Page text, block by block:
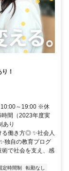
！
10:00～19:00 ※休
間（2023年度実
あり
る働き方◎ ✨社会人
独自の教育プログ
術で社会を支え、感
定時間制
転勤なし